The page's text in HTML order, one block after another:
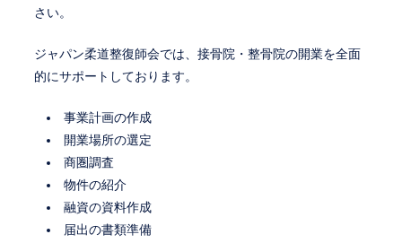
さい。
ジャパン柔道整復師会では、接骨院・整骨院の開業を全面
的にサポートしております。
事業計画の作成
開業場所の選定
商圏調査
物件の紹介
融資の資料作成
届出の書類準備